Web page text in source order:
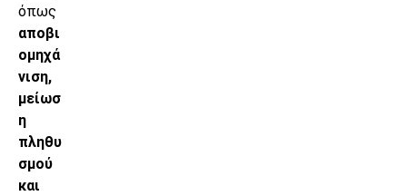
όπως
αποβι
ομηχά
νιση,
μείωσ
η
πληθυ
σμού
και